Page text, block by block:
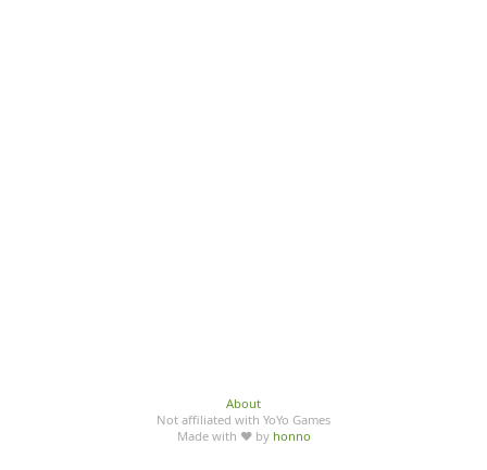
About
Not affiliated with YoYo Games
Made with ♥ by honno